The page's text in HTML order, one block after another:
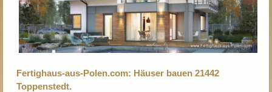
Fertighaus-aus-Polen.com: Häuser bauen 21442
Toppenstedt.